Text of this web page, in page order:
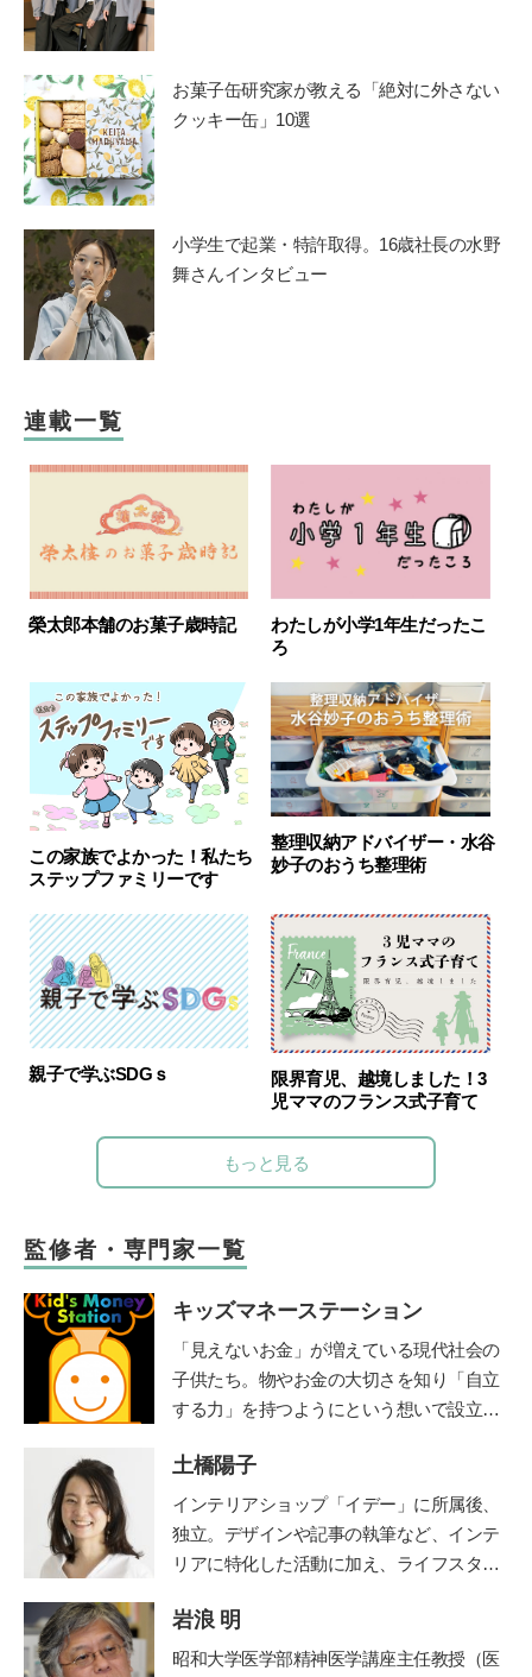
お菓子缶研究家が教える「絶対に外さない
クッキー缶」10選
小学生で起業・特許取得。16歳社長の水野
舞さんインタビュー
連載一覧
榮太郎本舗のお菓子歳時記
わたしが小学1年生だったこ
ろ
この家族でよかった！私たち
ステップファミリーです
整理収納アドバイザー・水谷
妙子のおうち整理術
親子で学ぶSDGｓ
限界育児、越境しました！3
児ママのフランス式子育て
もっと見る
監修者・専門家一覧
キッズマネーステーション
「見えないお金」が増えている現代社会の
子供たち。物やお金の大切さを知り「自立
する力」を持つようにという想いで設立。
や学校などを中心に、お金教育・キャリア
教育の授業や講演を行う。2018年までに11
00件以上の講座実績を持つ。http://www.1ki
nsenkyouiku.com/
土橋陽子
インテリアショップ「イデー」に所属後、
独立。デザインや記事の執筆など、インテ
リアに特化した活動に加え、ライフスタイ
の時間に笑顔を増やすアナログ時計「funp
unclock」シリーズデザイナー。仕事と並
岩浪 明
昭和大学医学部精神医学講座主任教授（医